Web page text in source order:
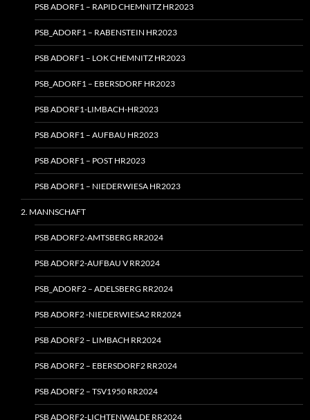
PSB ADORF1 – RAPID CHEMNITZ HR2023
PSB_ADORF1 – RABENSTEIN HR2023
PSB ADORF1 – LOK CHEMNITZ HR2023
PSB_ADORF1 – EBERSDORF HR2023
PSB ADORF1-LIMBACH-HR2023
PSB ADORF1 – AUFBAU HR2023
PSB ADORF1 – POST HR2023
PSB ADORF1 – NIEDERWIESA HR2023
2. MANNSCHAFT
PSB ADORF2-AMTSBERG RR2024
PSB ADORF2-AUFBAU V RR2024
PSB_ADORF2 – ADELSBERG RR2024
PSB ADORF2 ‑NIEDERWIESA2 RR2024
PSB ADORF2 – LIMBACH RR2024
PSB ADORF2 – EBERSDORF2 RR2024
PSB ADORF2 – TSV1950 RR2024
PSB ADORF2-LICHTENWALDE RR2024